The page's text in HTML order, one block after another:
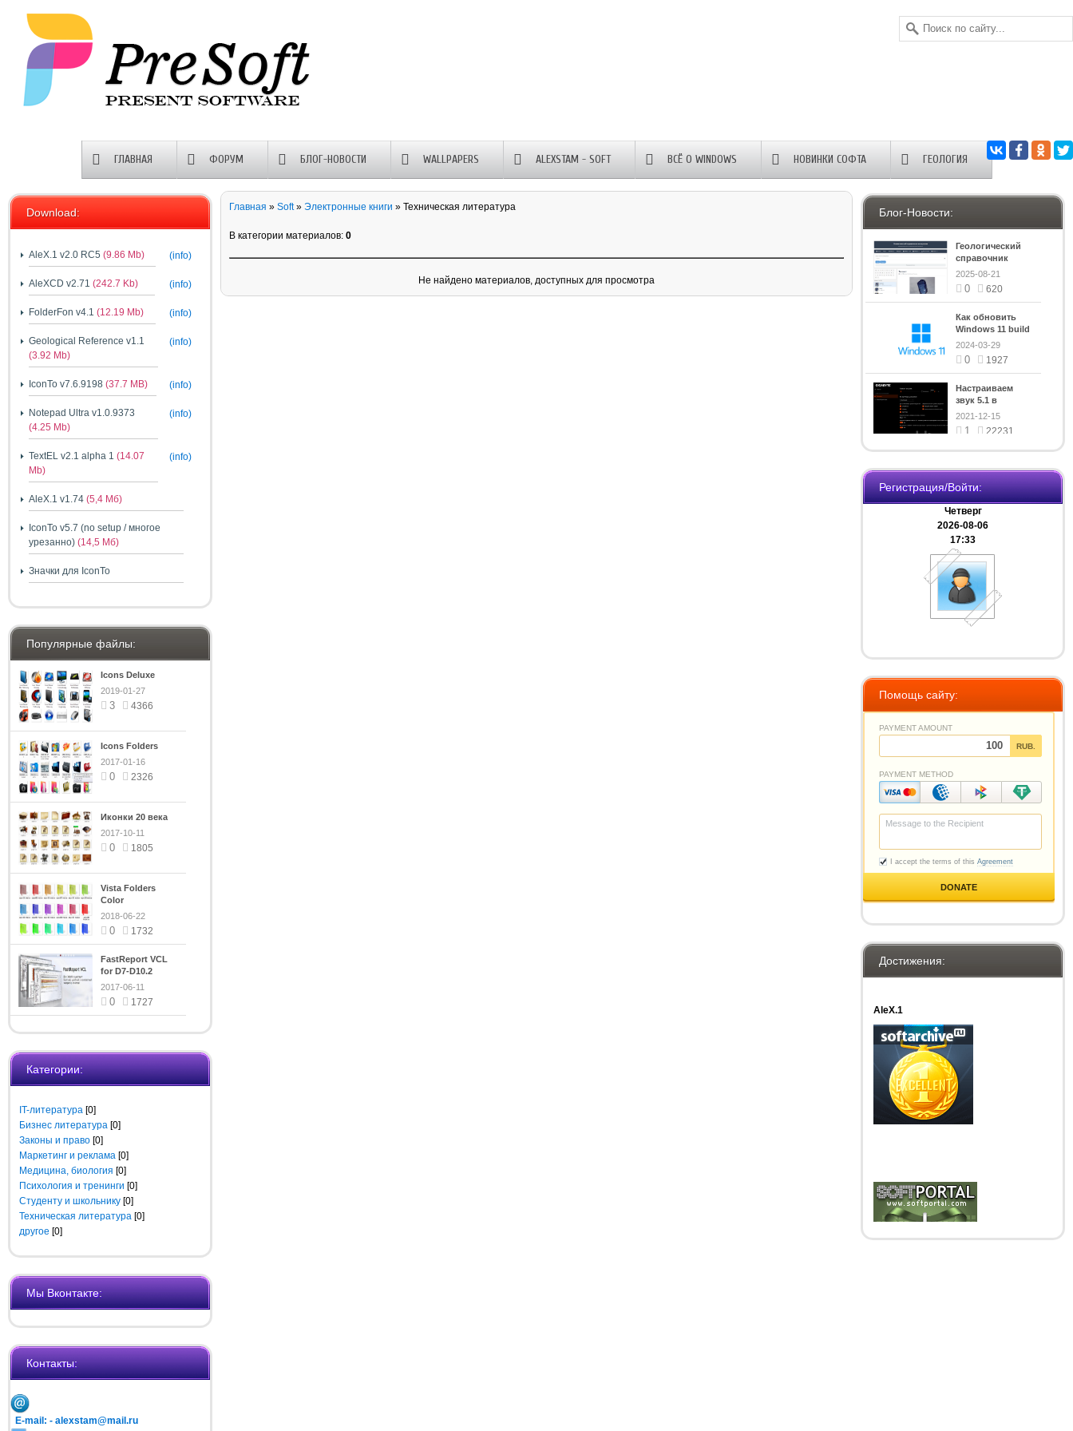
ГЛАВНАЯ ФОРУМ БЛОГ-НОВОСТИ WALLPAPERS ALEXSTAM - SOFT ВСЁ О WINDOWS НОВИНКИ СОФТА ГЕОЛОГИЯ
Download:
AleX.1 v2.0 RC5 (9.86 Mb) (info)
AleXCD v2.71 (242.7 Kb) (info)
FolderFon v4.1 (12.19 Mb) (info)
Geological Reference v1.1
(3.92 Mb)
(info)
IconTo v7.6.9198 (37.7 MB) (info)
Notepad Ultra v1.0.9373
(4.25 Mb)
(info)
TextEL v2.1 alpha 1 (14.07
Mb)
(info)
AleX.1 v1.74 (5,4 Мб)
IconTo v5.7 (no setup / многое
урезанно) (14,5 Мб)
Значки для IconTo
Популярные файлы:
Icons Deluxe
2019-01-27
3 4366
Icons Folders
2017-01-16
0 2326
Иконки 20 века
2017-10-11
0 1805
Vista Folders
Color
2018-06-22
0 1732
FastReport VCL
for D7-D10.2
5.5.12
2017-06-11
0 1727
Категории:
IT-литература [0]
Бизнес литература [0]
Законы и право [0]
Маркетинг и реклама [0]
Медицина, биология [0]
Психология и тренинги [0]
Cтуденту и школьнику [0]
Техническая литература [0]
другое [0]
Мы Вконтакте:
Контакты:
E-mail: - alexstam@mail.ru
Главная » Soft» Электронные книги » Техническая литература
В категории материалов: 0
Не найдено материалов, доступных для просмотра
Блог-Новости:
Геологический
справочник
минералов
2025-08-21
0 620
Как обновить
Windows 11 build
26040 на сборку
2024-03-29
0 1927
Настраиваем
звук 5.1 в
Windows 11
2021-12-15
1 22231
шрифта
Awesome 4 или 5
версии на сайт
2020-05-18
0 6369
Как изменить
иконку на типе
файла
2020-05-12
0 6176
Регистрация/Войти:
Четверг
2026-08-06
17:33
Помощь сайту:
Достижения:
AleX.1